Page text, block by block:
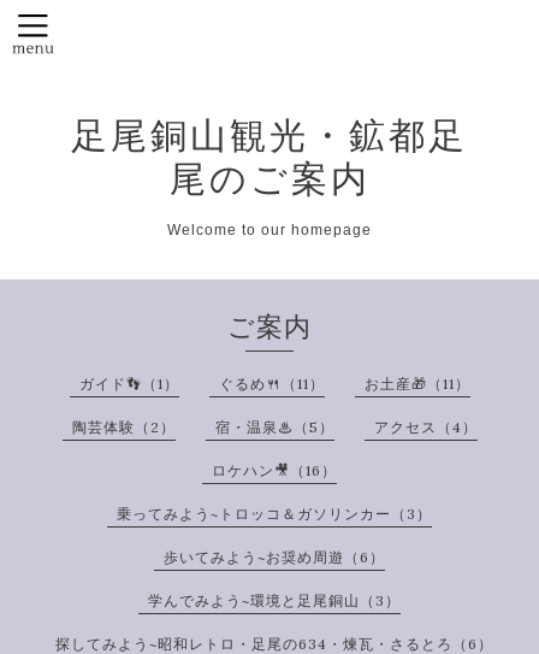
足尾銅山観光・鉱都足
尾のご案内
Welcome to our homepage
ご案内
ガイド👣（1） ぐるめ🍴（11） お土産🎁（11）
陶芸体験（2） 宿・温泉♨（5） アクセス（4）
ロケハン🎥（16）
乗ってみよう~トロッコ＆ガソリンカー（3）
歩いてみよう~お奨め周遊（6）
学んでみよう~環境と足尾銅山（3）
探してみよう~昭和レトロ・足尾の634・煉瓦・さるとろ（6）